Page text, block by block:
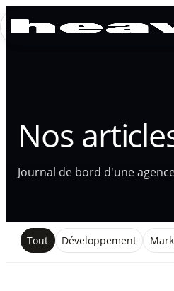
Nos
Journal de bord d'une
Tout Développement